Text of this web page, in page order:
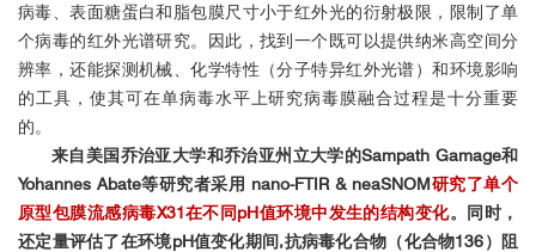
病毒、表面糖蛋白和脂包膜尺寸小于红外光的衍射极限，限制了单
个病毒的红外光谱研究。因此，找到一个既可以提供纳米高空间分
辨率，还能探测机械、化学特性（分子特异红外光谱）和环境影响
的工具，使其可在单病毒水平上研究病毒膜融合过程是十分重要
的。
来自美国乔治亚大学和乔治亚州立大学的Sampath Gamage和
Yohannes Abate等研究者采用 nano-FTIR & neaSNOM研究了单个
原型包膜流感病毒X31在不同pH值环境中发生的结构变化。同时，
还定量评估了在环境pH值变化期间,抗病毒化合物（化合物136）阻